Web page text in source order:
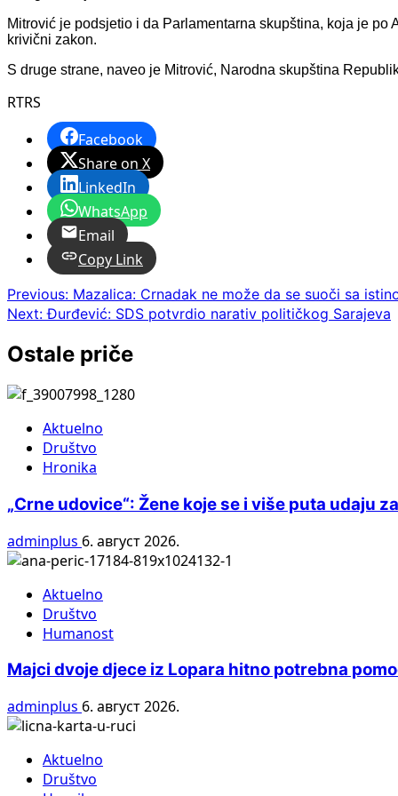
Mitrović je podsjetio i da Parlamentarna skupština, koja je
krivični zakon.
S druge strane, naveo je Mitrović, Narodna skupština
RTRS
Facebook
Share on X
LinkedIn
WhatsApp
Email
Copy Link
Post
navigation
Previous: Mazalica: Crnadak ne može da se suoči sa
Next:Đurđević: SDS potvrdio narativ političkog Sarajeva
Ostale priče
Aktuelno
Društvo
Hronika
„Crne udovice“: Žene koje se i više puta udaju
adminplus 6. август 2026.
Aktuelno
Društvo
Humanost
Majci dvoje djece iz Lopara hitno potrebna
adminplus 6. август 2026.
Aktuelno
Društvo